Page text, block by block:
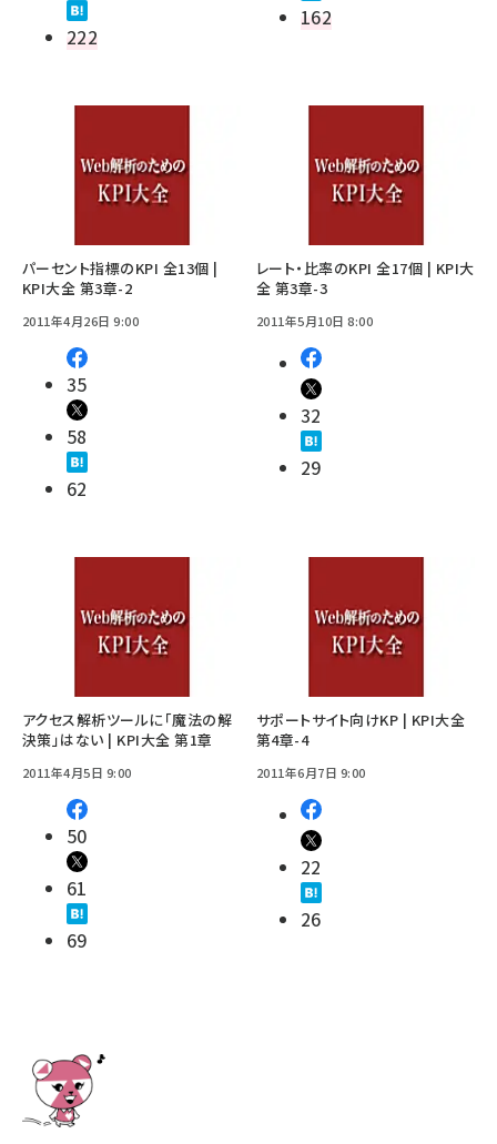
222
162
パーセント指標のKPI 全13個 |
KPI大全 第3章-2
2011年4月26日 9:00
35
58
62
レート・比率のKPI 全17個 | KPI大
全 第3章-3
2011年5月10日 8:00
32
29
アクセス解析ツールに「魔法の解
決策」はない | KPI大全 第1章
2011年4月5日 9:00
50
61
69
サポートサイト向けKP | KPI大全
第4章-4
2011年6月7日 9:00
22
26